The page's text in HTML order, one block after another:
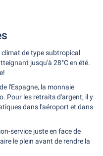
de type subtropical
jusqu'à 28°C en été.
l'Espagne, la monnaie
Pour les retraits d'argent, il y
dans l'aéroport et dans
service juste en face de
le plein avant de rendre la